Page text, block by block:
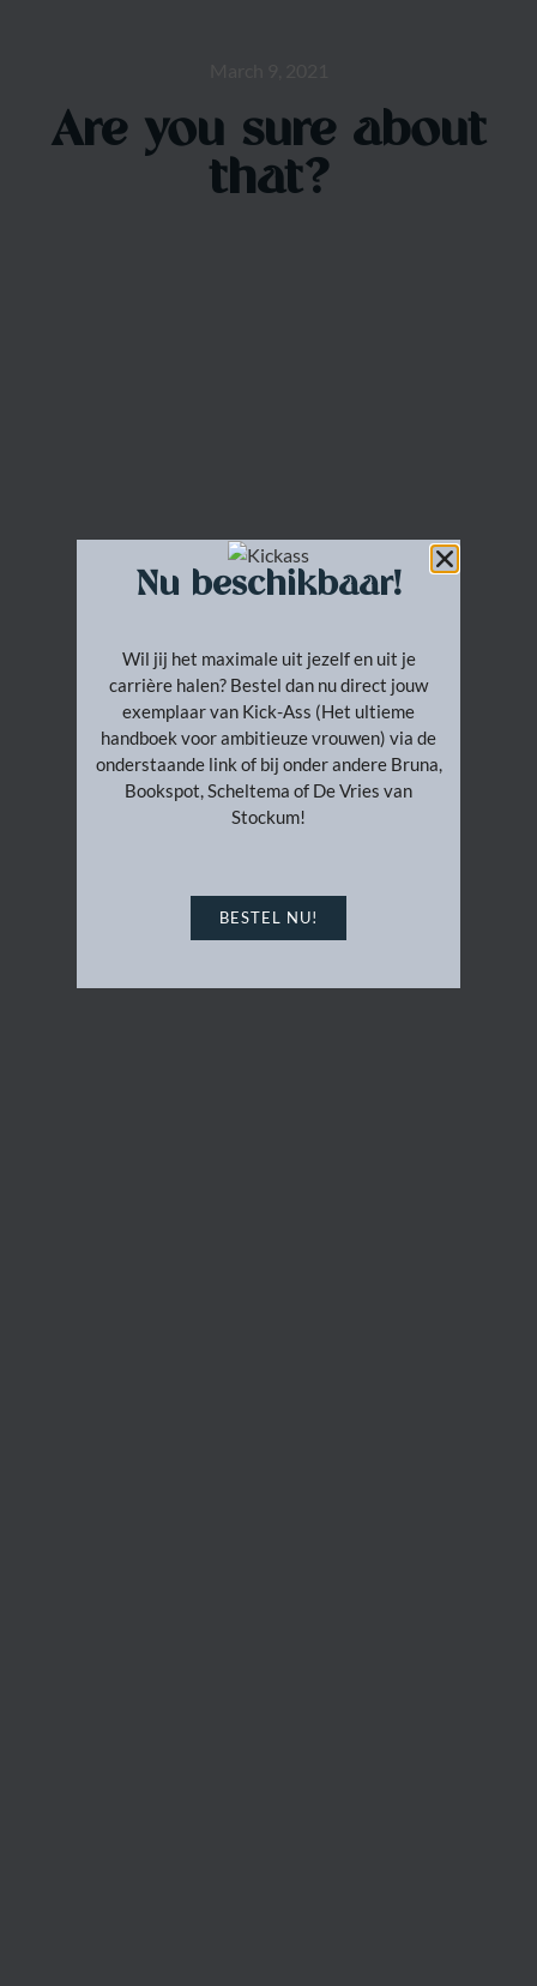
Are you sure about
that?
Nu beschikbaar!
Wil jij het maximale uit jezelf en uit je
carrière halen? Bestel dan nu direct jouw
exemplaar van Kick-Ass (Het ultieme
handboek voor ambitieuze vrouwen) via de
onderstaande link of bij onder andere Bruna,
Bookspot, Scheltema of De Vries van
Stockum!
BESTEL NU!